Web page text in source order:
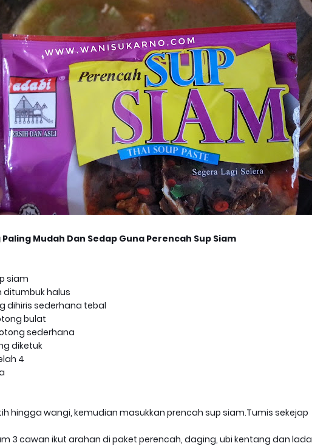
Mudah Dan Sedap Guna Perencah Sup Siam
siam
ditumbuk halus
dihiris sederhana tebal
bulat
sederhana
diketuk
4
hingga wangi, kemudian masukkan prencah sup siam.Tumis sekejap
3 cawan ikut arahan di paket perencah, daging, ubi kentang dan lada